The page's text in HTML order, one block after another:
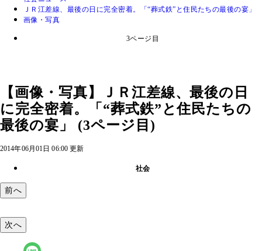
ＪＲ江差線、最後の日に完全密着。「“葬式鉄”と住民たちの最後の宴」
画像・写真
3ページ目
【画像・写真】ＪＲ江差線、最後の日
に完全密着。「“葬式鉄”と住民たちの
最後の宴」 (3ページ目)
2014年06月01日 06:00 更新
社会
前へ
次へ